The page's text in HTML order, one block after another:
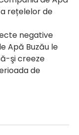
rețelelor de
negative
Apă Buzău le
şi creeze
de